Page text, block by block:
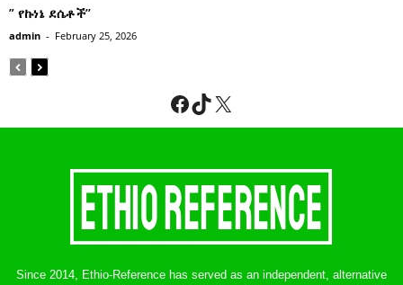
” የኩነኔ ደሴቶች’’
admin - February 25, 2026
Facebook
TikTok
X
Since 2014, Ethio-Reference has served as an independent, alternative